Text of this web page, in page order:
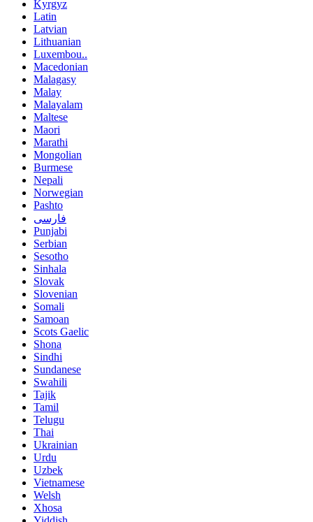
Kyrgyz
Latin
Latvian
Lithuanian
Luxembou..
Macedonian
Malagasy
Malay
Malayalam
Maltese
Maori
Marathi
Mongolian
Burmese
Nepali
Norwegian
Pashto
فارسی
Punjabi
Serbian
Sesotho
Sinhala
Slovak
Slovenian
Somali
Samoan
Scots Gaelic
Shona
Sindhi
Sundanese
Swahili
Tajik
Tamil
Telugu
Thai
Ukrainian
Urdu
Uzbek
Vietnamese
Welsh
Xhosa